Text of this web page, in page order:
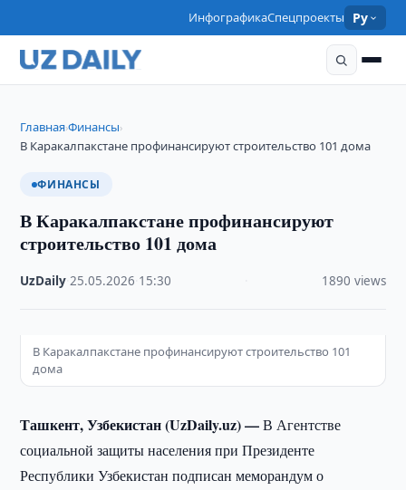
ИнфографикаСпецпроекты Ру
Главная›Финансы›
В Каракалпакстане профинансируют строительство 101 дома
ФИНАНСЫ
В Каракалпакстане профинансируют
строительство 101 дома
UzDaily ·25.05.2026 15:30 1890 views
В Каракалпакстане профинансируют строительство 101
дома
Ташкент, Узбекистан (UzDaily.uz) —В Агентстве
социальной защиты населения при Президенте
Республики Узбекистан подписан меморандум о